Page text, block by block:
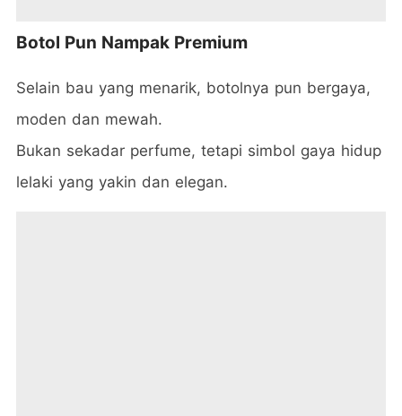
Botol Pun Nampak Premium
Selain bau yang menarik, botolnya pun bergaya,
moden dan mewah.
Bukan sekadar perfume, tetapi simbol gaya hidup
lelaki yang yakin dan elegan.